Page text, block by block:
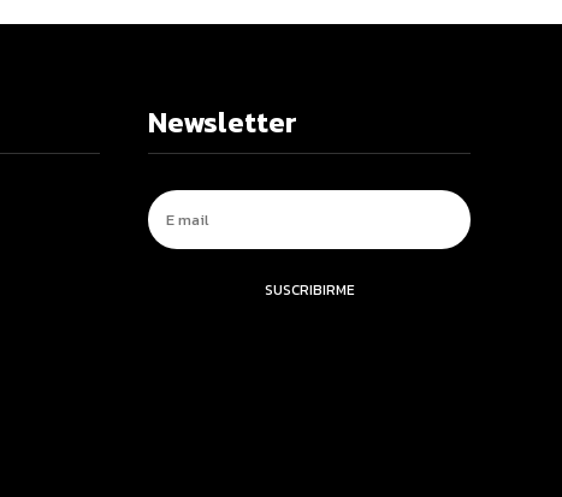
Newsletter
SUSCRIBIRME